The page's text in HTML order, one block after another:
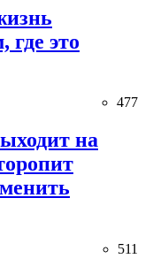
где это
477
на
511